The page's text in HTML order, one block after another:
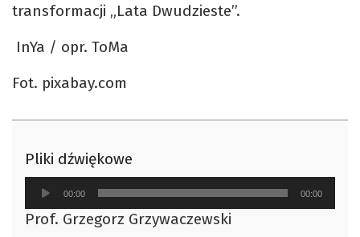
transformacji „Lata Dwudzieste”.
InYa / opr. ToMa
Fot. pixabay.com
Pliki dźwiękowe
Odtwarzacz
plików
dźwiękowych
00:00 00:00
Prof. Grzegorz Grzywaczewski